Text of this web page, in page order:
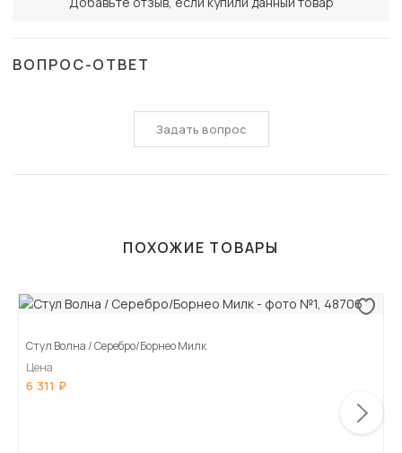
ВОПРОС-ОТВЕТ
Задать вопрос
ПОХОЖИЕ ТОВАРЫ
Стул Волна / Серебро/Борнео Милк
Цена
6 311